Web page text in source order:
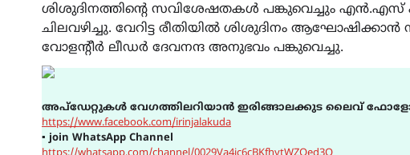
ശിശുദിനത്തിന്റെ സവിശേഷതകൾ പങ്കുവെച്ചും
ചിലവഴിച്ചു. വേറിട്ട രീതിയിൽ ശിശുദിനം
വോളന്റീർ ലീഡർ ദേവനന്ദ അനുഭവം പങ്കുവെച്ചു.
അപ്ഡേറ്റുകൾ വേഗത്തിലറിയാൻ ഇരിങ്ങാലക്കുട ലൈവ്
https://www.facebook.com/irinjalakuda
▪join WhatsApp Channel